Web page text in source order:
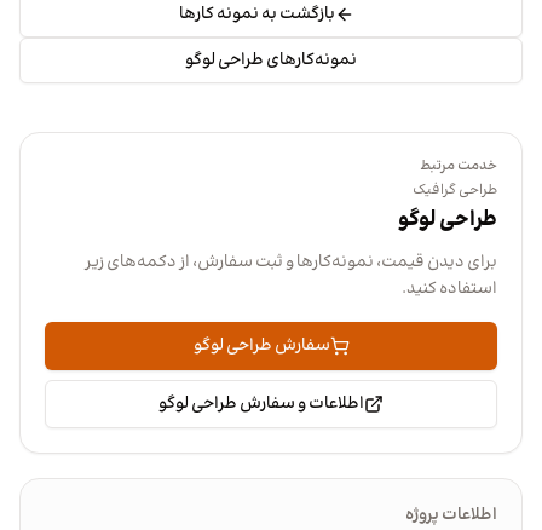
بازگشت به نمونه کارها
نمونه‌کارهای طراحی لوگو
خدمت مرتبط
طراحی گرافیک
طراحی لوگو
برای دیدن قیمت، نمونه‌کارها و ثبت سفارش، از دکمه‌های زیر
استفاده کنید.
سفارش طراحی لوگو
اطلاعات و سفارش طراحی لوگو
اطلاعات پروژه